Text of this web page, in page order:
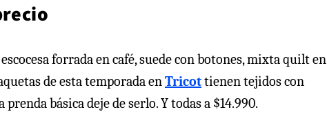
forrada en café, suede con botones, mixta quilt en
de esta temporada enTricottienen tejidos con
básica deje de serlo. Y todas a $14.990.